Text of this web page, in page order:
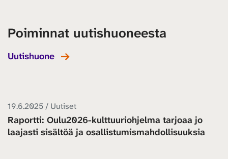
Poiminnat uutishuoneesta
Uutishuone
19.6.2025 / Uutiset
Raportti: Oulu2026-kulttuuriohjelma tarjoaa jo
laajasti sisältöä ja osallistumismahdollisuuksia